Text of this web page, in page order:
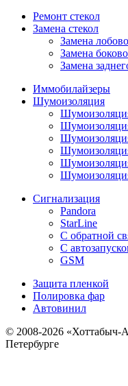
Ремонт стекол
Замена стекол
Замена
Замена
Замена
Иммобилайзеры
Шумоизоляция
Сигнализация
Pandora
StarLine
С обратной
С
GSM
Защита пленкой
Полировка фар
Автовинил
© 2008-2026 «Хоттабыч-
Петербурге